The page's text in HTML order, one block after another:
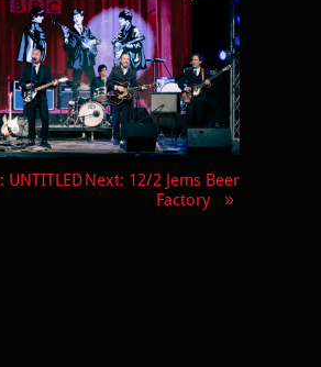
: UNTITLEDNext: 12/2 Jems Beer
Factory
»